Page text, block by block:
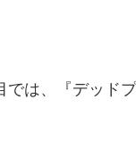
では、『デッド